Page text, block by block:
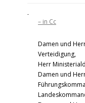
– in Cc
Damen und
Verteidigung,
Herr
Damen und